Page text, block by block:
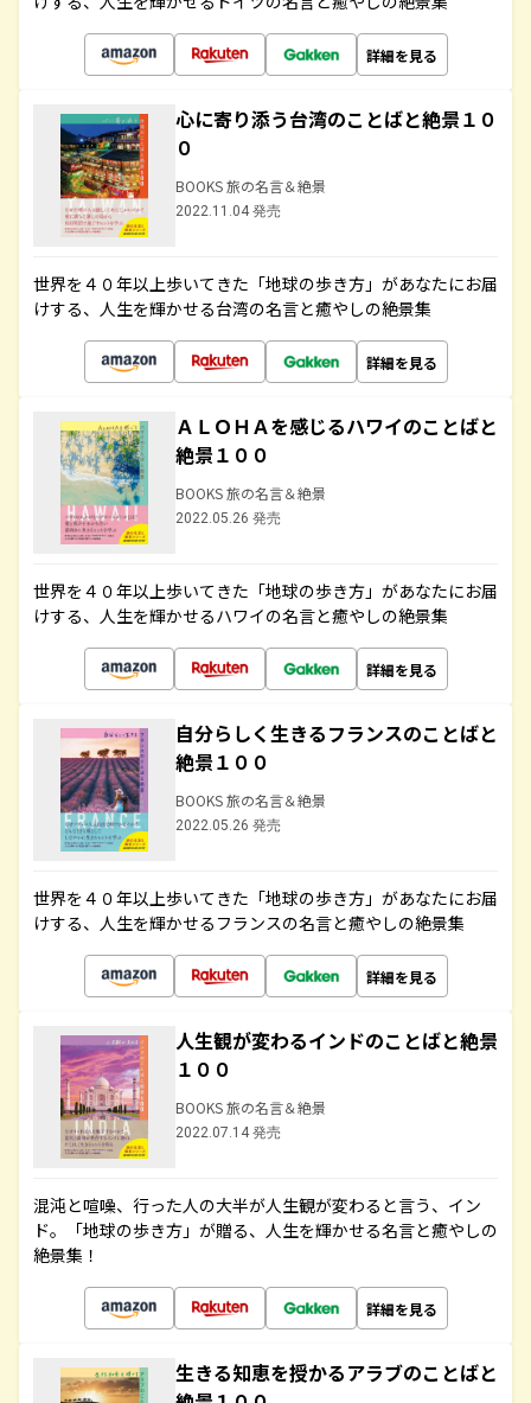
詳細を見る
心に寄り添う台湾のことばと絶景１０
０
BOOKS 旅の名言＆絶景
2022.11.04 発売
世界を４０年以上歩いてきた「地球の歩き方」があなたにお届
けする、人生を輝かせる台湾の名言と癒やしの絶景集
詳細を見る
ＡＬＯＨＡを感じるハワイのことばと
絶景１００
BOOKS 旅の名言＆絶景
2022.05.26 発売
世界を４０年以上歩いてきた「地球の歩き方」があなたにお届
けする、人生を輝かせるハワイの名言と癒やしの絶景集
詳細を見る
自分らしく生きるフランスのことばと
絶景１００
BOOKS 旅の名言＆絶景
2022.05.26 発売
世界を４０年以上歩いてきた「地球の歩き方」があなたにお届
けする、人生を輝かせるフランスの名言と癒やしの絶景集
詳細を見る
人生観が変わるインドのことばと絶景
１００
BOOKS 旅の名言＆絶景
2022.07.14 発売
混沌と喧噪、行った人の大半が人生観が変わると言う、イン
ド。「地球の歩き方」が贈る、人生を輝かせる名言と癒やしの
絶景集！
詳細を見る
生きる知恵を授かるアラブのことばと